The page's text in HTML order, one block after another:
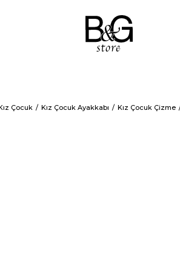
Çocuk Kız Çocuk Ayakkabı Kız Çocuk Çizme